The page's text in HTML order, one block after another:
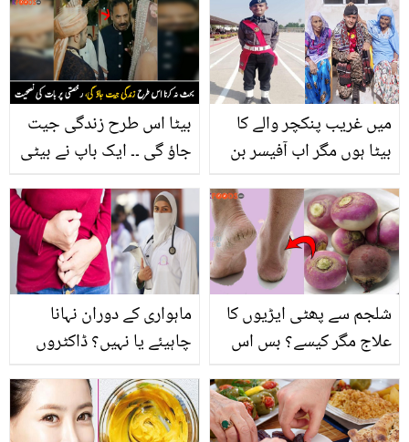
کا سب سے بڑا دکھ کیا ہے؟
بتاتے ہوئے جذباتی
سے محروم شاہ رخ خان نے
اپنی مرتی ماں کا دل کیوں
دکھایا؟ تلخ حقائق سے
پردہ اٹھا دیا
بیٹا اس طرح زندگی جیت
جاؤ گی ۔۔ ایک باپ نے بیٹی
نصحیت کی کہ وائرل ہو
گیا، آپ بھی دیکھیں
میں غریب پنکچر والے کا
بیٹا ہوں مگر اب آفیسر بن
گھرانے کے بچے نے کیسے
نئی مثال قائم کر دی
ماہواری کے دوران نہانا
چاہیئے یا نہیں؟ ڈاکٹروں
دے دیئے
شلجم سے پھٹی ایڑیوں کا
علاج مگر کیسے؟ بس اس
اور پھٹی ایڑیوں کو گھر
بیٹھے ملائم بنائیں